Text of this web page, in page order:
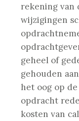
rekening van
wijzigingen
geheel of
gehouden
het oog op
opdracht
kosten van